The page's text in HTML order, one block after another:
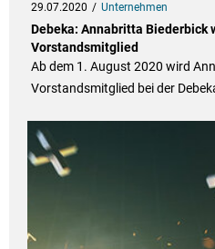
29.07.2020 Unternehmen
Debeka: Annabritta Biederbick
Vorstandsmitglied
Ab dem 1. August 2020 wird
Vorstandsmitglied bei der